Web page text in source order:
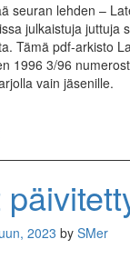
seuran lehden –
julkaistuja juttuja
Tämä pdf-arkisto
1996 3/96
vain jäsenille.
2023 by SMer